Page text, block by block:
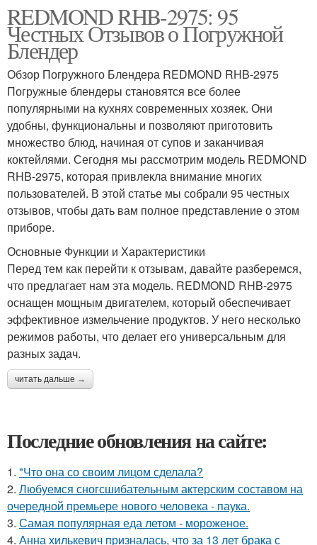
REDMOND RHB-2975: 95
Честных Отзывов о Погружной
Блендер
Обзор Погружного Блендера REDMOND RHB-2975
Погружные блендеры становятся все более
популярными на кухнях современных хозяек. Они
удобны, функциональны и позволяют приготовить
множество блюд, начиная от супов и заканчивая
коктейлями. Сегодня мы рассмотрим модель REDMOND
RHB-2975, которая привлекла внимание многих
пользователей. В этой статье мы собрали 95 честных
отзывов, чтобы дать вам полное представление о этом
приборе.
Основные Функции и Характеристики
Перед тем как перейти к отзывам, давайте разберемся,
что предлагает нам эта модель. REDMOND RHB-2975
оснащен мощным двигателем, который обеспечивает
эффективное измельчение продуктов. У него несколько
режимов работы, что делает его универсальным для
разных задач.
читать дальше →
Последние обновления на сайте:
1. "Что она со своим лицом сделала?
2. Любуемся сногсшибательным актерским составом на
очередной премьере нового человека - паука.
3. Самая популярная еда летом - мороженое.
4. Анна хилькевич призналась, что за 13 лет брака с